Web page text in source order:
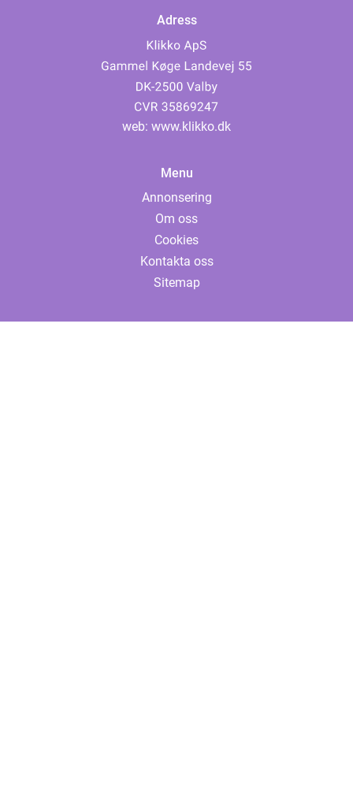
Adress
web: www.klikko.dk
Menu
Annonsering
Om oss
Cookies
Kontakta oss
Sitemap